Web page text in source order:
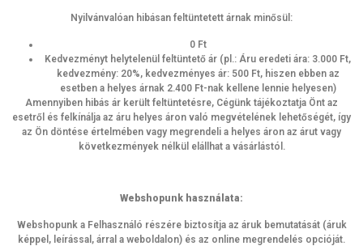
Nyilvánvalóan hibásan feltüntetett árnak minősül:
0 Ft
Kedvezményt helytelenül feltüntető ár (pl.: Áru eredeti ára: 3.000 Ft,
kedvezmény: 20%, kedvezményes ár: 500 Ft, hiszen ebben az
esetben a helyes árnak 2.400 Ft-nak kellene lennie helyesen)
Amennyiben hibás ár került feltüntetésre, Cégünk tájékoztatja Önt az
esetről és felkínálja az áru helyes áron való megvételének lehetőségét, így
az Ön döntése értelmében vagy megrendeli a helyes áron az árut vagy
következmények nélkül elállhat a vásárlástól.
Webshopunk használata:
Webshopunk a Felhasználó részére biztosítja az áruk bemutatását (áruk
képpel, leírással, árral a weboldalon) és az online megrendelés opcióját.